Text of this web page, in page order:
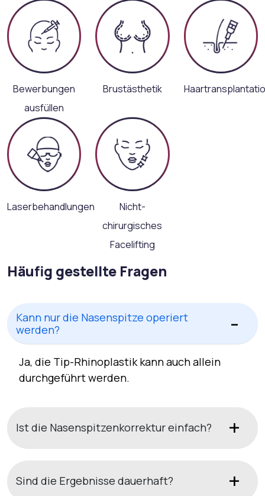
Bewerbungen
ausfüllen
Brustästhetik
Laserbehandlungen
Nicht-
chirurgisches
Facelifting
Häufig gestellte Fragen
Kann nur die Nasenspitze operiert
werden?
Ja, die Tip-Rhinoplastik kann auch allein
durchgeführt werden.
Ist die Nasenspitzenkorrektur einfach?
Sind die Ergebnisse dauerhaft?